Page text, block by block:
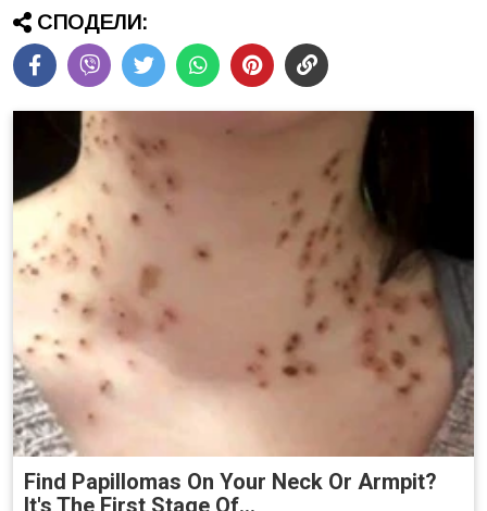
СПОДЕЛИ:
Find Papillomas On Your Neck Or Armpit?
It's The First Stage Of...